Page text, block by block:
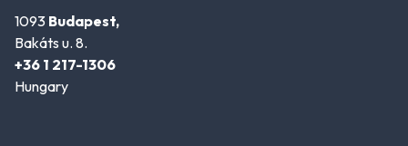
1093 Budapest,
Bakáts u. 8.
+36 1 217-1306
Hungary